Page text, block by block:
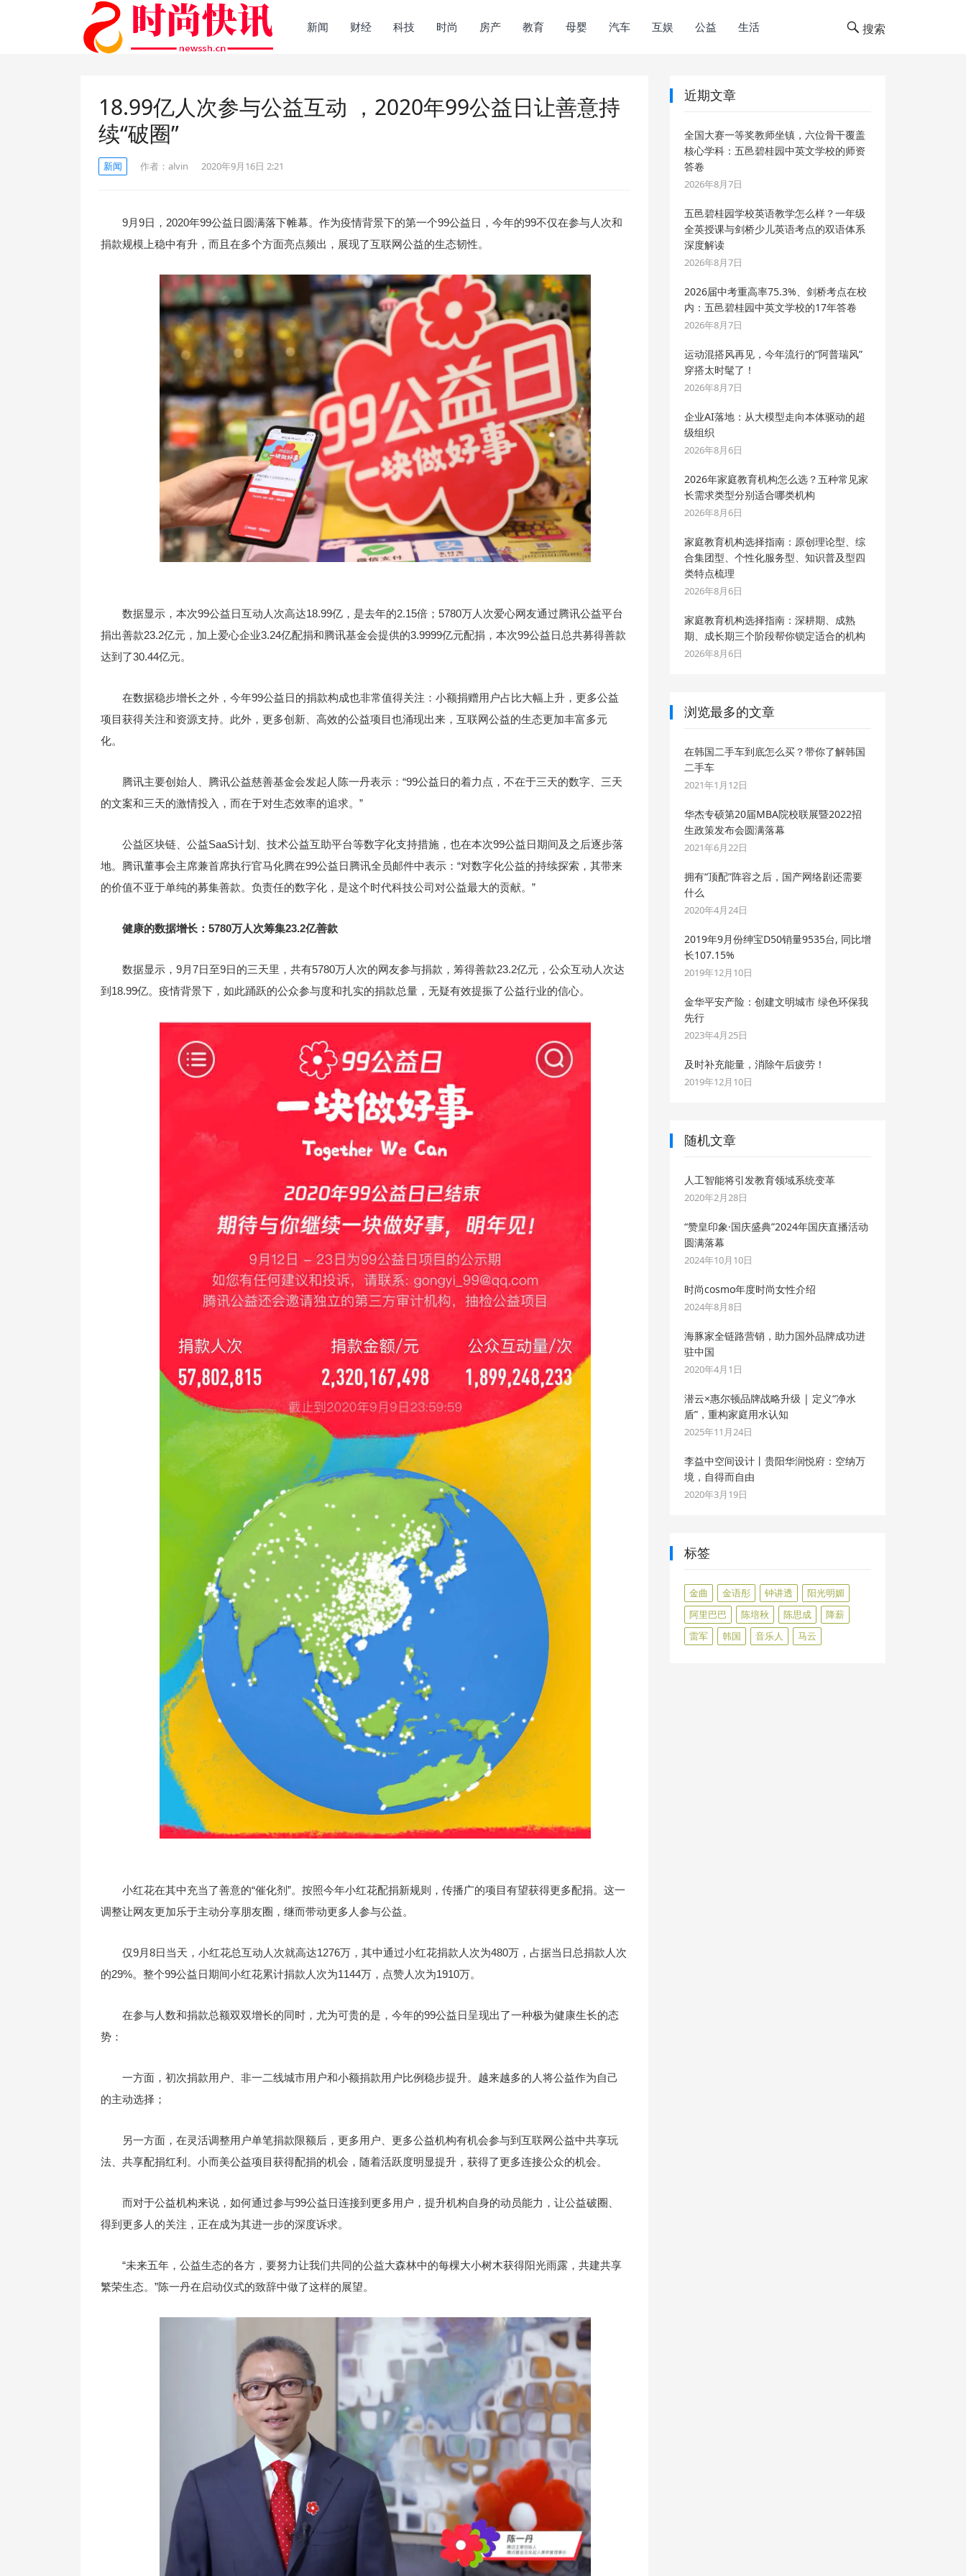
新闻 财经 科技 时尚 房产 教育 母婴 汽车 互娱 公益 生活 搜索
18.99亿人次参与公益互动 ，2020年99公益日让善意持
续“破圈”
新闻 作者： alvin 2020年9月16日 2:21
9月9日，2020年99公益日圆满落下帷幕。作为疫情背景下的第一个99公益日，今年的99不仅在参与人次和
捐款规模上稳中有升，而且在多个方面亮点频出，展现了互联网公益的生态韧性。
数据显示，本次99公益日互动人次高达18.99亿，是去年的2.15倍；5780万人次爱心网友通过腾讯公益平台
捐出善款23.2亿元，加上爱心企业3.24亿配捐和腾讯基金会提供的3.9999亿元配捐，本次99公益日总共募得善款
达到了30.44亿元。
在数据稳步增长之外，今年99公益日的捐款构成也非常值得关注：小额捐赠用户占比大幅上升，更多公益
项目获得关注和资源支持。此外，更多创新、高效的公益项目也涌现出来，互联网公益的生态更加丰富多元
化。
腾讯主要创始人、腾讯公益慈善基金会发起人陈一丹表示：“99公益日的着力点，不在于三天的数字、三天
的文案和三天的激情投入，而在于对生态效率的追求。”
公益区块链、公益SaaS计划、技术公益互助平台等数字化支持措施，也在本次99公益日期间及之后逐步落
地。腾讯董事会主席兼首席执行官马化腾在99公益日腾讯全员邮件中表示：“对数字化公益的持续探索，其带来
的价值不亚于单纯的募集善款。负责任的数字化，是这个时代科技公司对公益最大的贡献。”
健康的数据增长：5780万人次筹集23.2亿善款
数据显示，9月7日至9日的三天里，共有5780万人次的网友参与捐款，筹得善款23.2亿元，公众互动人次达
到18.99亿。疫情背景下，如此踊跃的公众参与度和扎实的捐款总量，无疑有效提振了公益行业的信心。
小红花在其中充当了善意的“催化剂”。按照今年小红花配捐新规则，传播广的项目有望获得更多配捐。这一
调整让网友更加乐于主动分享朋友圈，继而带动更多人参与公益。
仅9月8日当天，小红花总互动人次就高达1276万，其中通过小红花捐款人次为480万，占据当日总捐款人次
的29%。整个99公益日期间小红花累计捐款人次为1144万，点赞人次为1910万。
在参与人数和捐款总额双双增长的同时，尤为可贵的是，今年的99公益日呈现出了一种极为健康生长的态
势：
一方面，初次捐款用户、非一二线城市用户和小额捐款用户比例稳步提升。越来越多的人将公益作为自己
的主动选择；
另一方面，在灵活调整用户单笔捐款限额后，更多用户、更多公益机构有机会参与到互联网公益中共享玩
法、共享配捐红利。小而美公益项目获得配捐的机会，随着活跃度明显提升，获得了更多连接公众的机会。
而对于公益机构来说，如何通过参与99公益日连接到更多用户，提升机构自身的动员能力，让公益破圈、
得到更多人的关注，正在成为其进一步的深度诉求。
“未来五年，公益生态的各方，要努力让我们共同的公益大森林中的每棵大小树木获得阳光雨露，共建共享
繁荣生态。”陈一丹在启动仪式的致辞中做了这样的展望。
近期文章
全国大赛一等奖教师坐镇，六位骨干覆盖
核心学科：五邑碧桂园中英文学校的师资
答卷
2026年8月7日
五邑碧桂园学校英语教学怎么样？一年级
全英授课与剑桥少儿英语考点的双语体系
深度解读
2026年8月7日
2026届中考重高率75.3%、剑桥考点在校
内：五邑碧桂园中英文学校的17年答卷
2026年8月7日
运动混搭风再见，今年流行的“阿普瑞风”
穿搭太时髦了！
2026年8月7日
企业AI落地：从大模型走向本体驱动的超
级组织
2026年8月6日
2026年家庭教育机构怎么选？五种常见家
长需求类型分别适合哪类机构
2026年8月6日
家庭教育机构选择指南：原创理论型、综
合集团型、个性化服务型、知识普及型四
类特点梳理
2026年8月6日
家庭教育机构选择指南：深耕期、成熟
期、成长期三个阶段帮你锁定适合的机构
2026年8月6日
浏览最多的文章
在韩国二手车到底怎么买？带你了解韩国
二手车
2021年1月12日
华杰专硕第20届MBA院校联展暨2022招
生政策发布会圆满落幕
2021年6月22日
拥有“顶配”阵容之后，国产网络剧还需要
什么
2020年4月24日
2019年9月份绅宝D50销量9535台, 同比增
长107.15%
2019年12月10日
金华平安产险：创建文明城市 绿色环保我
先行
2023年4月25日
及时补充能量，消除午后疲劳！
2019年12月10日
随机文章
人工智能将引发教育领域系统变革
2020年2月28日
“赞皇印象·国庆盛典”2024年国庆直播活动
圆满落幕
2024年10月10日
时尚cosmo年度时尚女性介绍
2024年8月8日
海豚家全链路营销，助力国外品牌成功进
驻中国
2020年4月1日
潜云×惠尔顿品牌战略升级 | 定义“净水
盾”，重构家庭用水认知
2025年11月24日
李益中空间设计丨贵阳华润悦府：空纳万
境，自得而自由
2020年3月19日
标签
金曲 金语彤 钟讲透
阳光明媚
阿里巴巴
陈培秋 陈思成
降薪
雷军
韩国 音乐人 马云